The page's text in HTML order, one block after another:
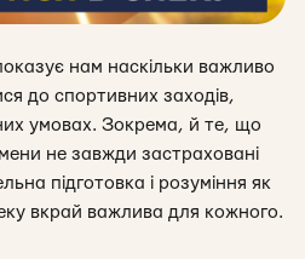
нам наскільки важливо
до спортивних заходів,
умовах. Зокрема, й те, що
не завжди застраховані
підготовка і розуміння як
вкрай важлива для кожного.